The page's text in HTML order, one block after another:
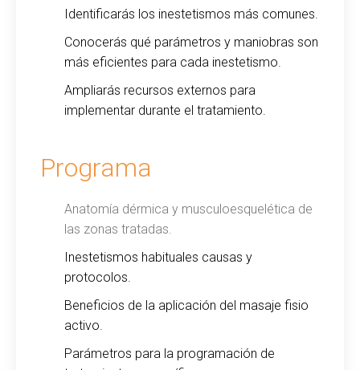
Identificarás los inestetismos más comunes.
Conocerás qué parámetros y maniobras son
más eficientes para cada inestetismo.
Ampliarás recursos externos para
implementar durante el tratamiento.
Programa
Anatomía dérmica y musculoesquelética de
las zonas tratadas.
Inestetismos habituales causas y
protocolos.
Beneficios de la aplicación del masaje fisio
activo.
Parámetros para la programación de